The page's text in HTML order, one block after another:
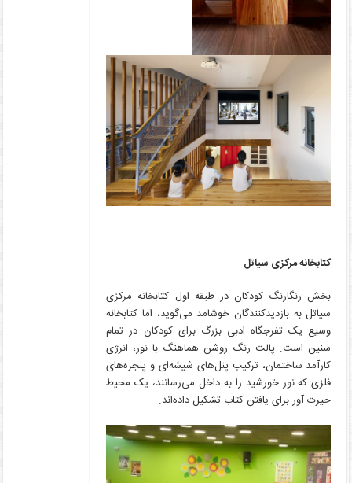
کتابخانه مرکزی سیاتل
بخش رنگارنگ کودکان در طبقه اول کتابخانه مرکزی
سیاتل به بازدیدکنندگان خوشامد می‌گوید، اما کتابخانه
وسیع یک تفرجگاه ادبی بزرگ برای کودکان در تمام
سنین است. پالت رنگ روشن هماهنگ با نور، انرژی
کارآمد ساختمان، ترکیب پنل‌های شیشه‌ای و پنجره‌های
فلزی که نور خورشید را به داخل می‌رسانند، یک محیط
حیرت آور برای یافتن کتاب تشکیل داده‌اند.